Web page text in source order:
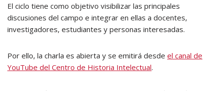
El ciclo tiene como objetivo visibilizar las principales
discusiones del campo e integrar en ellas a docentes,
investigadores, estudiantes y personas interesadas.
Por ello, la charla es abierta y se emitirá desde el canal de
YouTube del Centro de Historia Intelectual.